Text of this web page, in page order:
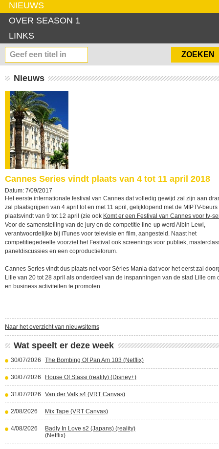
NIEUWS
OVER SEASON 1
LINKS
Nieuws
Cannes Series vindt plaats van 4 tot 11 april 2018
Datum: 7/09/2017
Het eerste internationale festival van Cannes dat volledig gewijd zal zijn aan
zal plaatsgrijpen van 4 april tot en met 11 april, gelijklopend met de MIPTV-beurs
plaatsvindt van 9 tot 12 april (zie ook Komt er een Festival van Cannes voor tv-
Voor de samenstelling van de jury en de competitie line-up werd Albin Lewi,
verantwoordelijke bij iTunes voor televisie en film, aangesteld. Naast het
competitiegedeelte voorziet het Festival ook screenings voor publiek,
paneldiscussies en een coproductieforum.
Cannes Series vindt dus plaats net voor Séries Mania dat voor het eerst zal
Lille van 20 tot 28 april als onderdeel van de inspanningen van de stad Lille om
en business activiteiten te promoten .
Naar het overzicht van nieuwsitems
Wat speelt er deze week
30/07/2026 The Bombing Of Pan Am 103 (Netflix)
30/07/2026 House Of Stassi (reality) (Disney+)
31/07/2026 Van der Valk s4 (VRT Canvas)
2/08/2026 Mix Tape (VRT Canvas)
4/08/2026
Badly In Love s2 (Japans) (reality)
(Netflix)